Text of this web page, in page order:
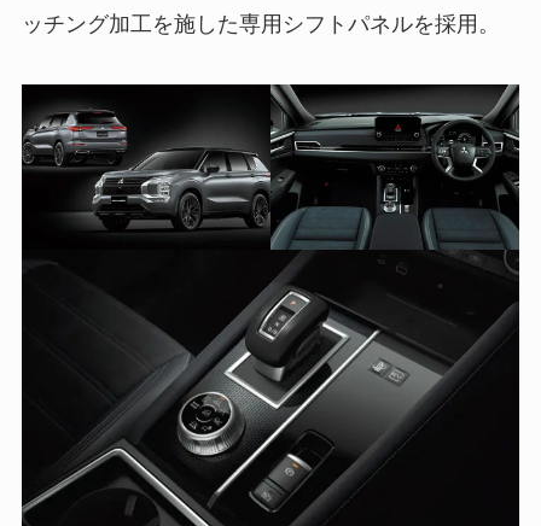
ッチング加工を施した専用シフトパネルを採用。